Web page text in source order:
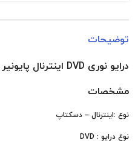
توضیحات
درایو نوری DVD اینترنال پایونیر مدل DVR-219CHV
مشخصات
نوع :اینترنال – دسکتاپ
نوع درایو : DVD